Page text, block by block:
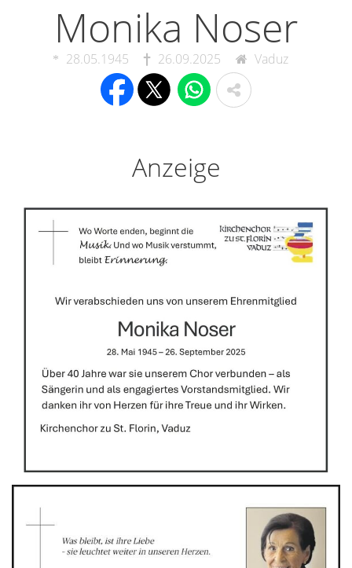
Monika Noser
28.05.1945 26.09.2025 Vaduz
Anzeige